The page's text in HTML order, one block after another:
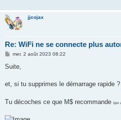
jjcojax
Re: WiFi ne se connecte plus
M
s
e
mer. 2 août 2023 08:22
Suite,
et, si tu supprimes le démarrage rapide ?
Tu décoches ce que M$ recommande (qui